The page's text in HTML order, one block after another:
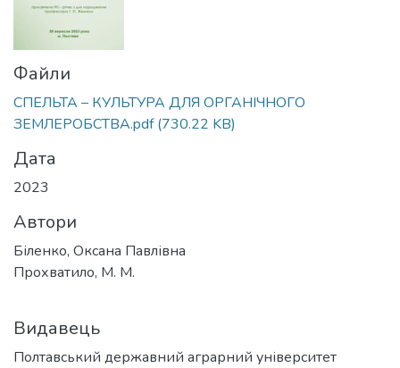
Файли
СПЕЛЬТА – КУЛЬТУРА ДЛЯ ОРГАНІЧНОГО
ЗЕМЛЕРОБСТВА.pdf(730.22 KB)
Дата
2023
Автори
Біленко, Оксана Павлівна
Прохватило, М. М.
Видавець
Полтавський державний аграрний університет